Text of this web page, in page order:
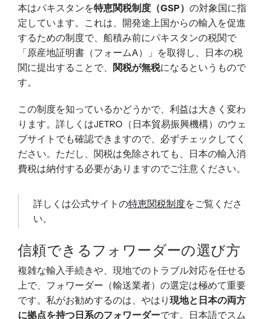
本はパキスタンを特恵関税制度（GSP） の対象国に指
定しています。これは、開発途上国からの輸入を促進
するための制度で、船積み前にパキスタンの税関で
「原産地証明書（フォームA）」を取得し、日本の税
関に提出することで、 関税が無税になるというもので
す。
この制度を知っているかどうかで、利益は大きく変わ
ります。詳しくはJETRO（日本貿易振興機構）のウェ
ブサイトでも確認できますので、必ずチェックしてく
ださい。ただし、関税は免除されても、日本の輸入消
費税は納付する必要がありますのでご注意ください。
詳しくは公式サイトの特恵関税制度をご覧くださ
い。
信頼できるフォワーダーの選び方
複雑な輸入手続きや、現地でのトラブル対応を任せる
上で、フォワーダー（輸送業者）の選定は極めて重要
です。私がお勧めするのは、やはり現地と日本の両方
に拠点を持つ日系のフォワーダーです。日本語でスム